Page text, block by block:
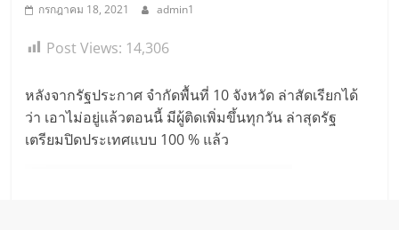
กรกฎาคม 18, 2021 admin1
Post Views: 14,306
หลังจากรัฐประกาศ จำกัดพื้นที่ 10 จังหวัด ล่าสัดเรียกได้
ว่า เอาไม่อยู่แล้วตอนนี้ มีผู้ติดเพิ่มขึ้นทุกวัน ล่าสุดรัฐ
เตรียมปิดประเทศแบบ 100 % แล้ว